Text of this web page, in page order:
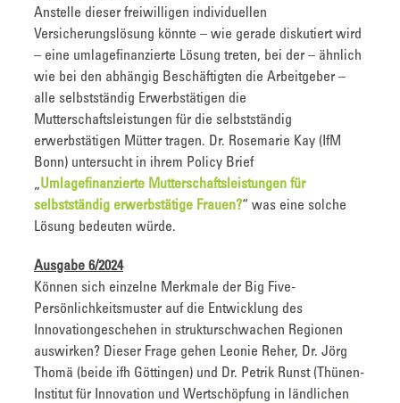
Anstelle dieser freiwilligen individuellen
Versicherungslösung könnte – wie gerade diskutiert wird
– eine umlagefinanzierte Lösung treten, bei der – ähnlich
wie bei den abhängig Beschäftigten die Arbeitgeber –
alle selbstständig Erwerbstätigen die
Mutterschaftsleistungen für die selbstständig
erwerbstätigen Mütter tragen. Dr. Rosemarie Kay (IfM
Bonn) untersucht in ihrem Policy Brief
„Umlagefinanzierte Mutterschaftsleistungen für
selbstständig erwerbstätige Frauen?“ was eine solche
Lösung bedeuten würde.
Ausgabe 6/2024
Können sich einzelne Merkmale der Big Five-
Persönlichkeitsmuster auf die Entwicklung des
Innovationgeschehen in strukturschwachen Regionen
auswirken? Dieser Frage gehen Leonie Reher, Dr. Jörg
Thomä (beide ifh Göttingen) und Dr. Petrik Runst (Thünen-
Institut für Innovation und Wertschöpfung in ländlichen